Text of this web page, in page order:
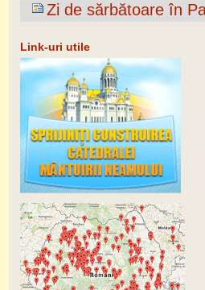
Zi de sărbătoare în
Link-uri utile